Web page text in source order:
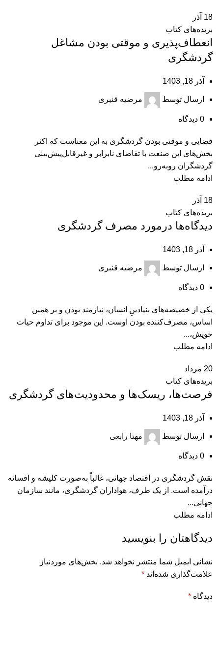
18 آذر
بریده‌های کتاب
انعطاف‌پذیری و موقتی بودن مشاغل
گردشگری
آذر 18, 1403
ارسال توسط مرضیه قنبری
0 دیدگاه
فضایی و موقتی بودن گردشگری به این معناست که اکثر
بخش‌های این صنعت با تقاضای نابرابر و غیرقابل‌پیش‌بینی
گردشگران رو‌به‌رو...
ادامه مطلب
18 آذر
بریده‌های کتاب
دیدگاه‌ها درمورد مصرف گردشگری
آذر 18, 1403
ارسال توسط مرضیه قنبری
0 دیدگاه
یکی از خصیصه‌های بنیادینِ انسان، نیازمند بودن و بر همین
اساس، مصرف‌کننده بودن اوست. این موجود برای تداوم حیات
خویش،...
ادامه مطلب
20 مرداد
بریده‌های کتاب
فرصت‌ها، ریسک‌ها و محدودیت‌های گردشگری
آذر 18, 1403
ارسال توسط مهتا رابعی
0 دیدگاه
نقش گردشگری در اقتصاد جهانی، غالباً به‌صورت کلیشه‌ و افسانه
درآمده است. از یک طرف، هواداران گردشگری، مانند سازمان
جهانی...
ادامه مطلب
دیدگاهتان را بنویسید
نشانی ایمیل شما منتشر نخواهد شد. بخش‌های موردنیاز
علامت‌گذاری شده‌اند *
دیدگاه *